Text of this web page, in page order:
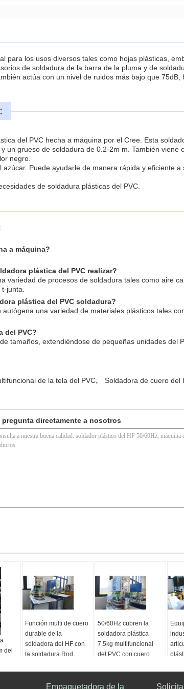
para los usos diversos tales como hojas plásticas,
de soldadura de la barra de la pluma y de
actúa con un nivel de ruidos más bajo que
del PVC hecha a máquina por el Cree. Esta
un grueso de soldadura de 0.2-2m m. También viene
negro.
Puede ayudarle de manera rápida y eficiente
de soldadura plásticas del PVC.
a máquina?
plástica del PVC realizar?
variedad de procesos de soldadura tales como aire
junta.
plástica del PVC soldadura?
una variedad de materiales plásticos tales
del PVC?
tamaños, extendiéndose de pequeñas unidades del
de la tela del PVC, Soldadora de cuero del
pregunta directamente a nosotros
del
Función multi de cuero
durable de la
soldadora del HF con
la soldadura Rod
Negro
50/60Hz cubren la
soldadora plástica
7.5kg multifuncional
del PVC con cuero
soldadura, soldadura
Empaquetadora de la